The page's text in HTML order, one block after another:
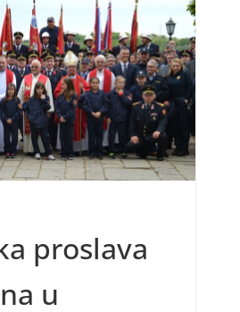
proslava
u